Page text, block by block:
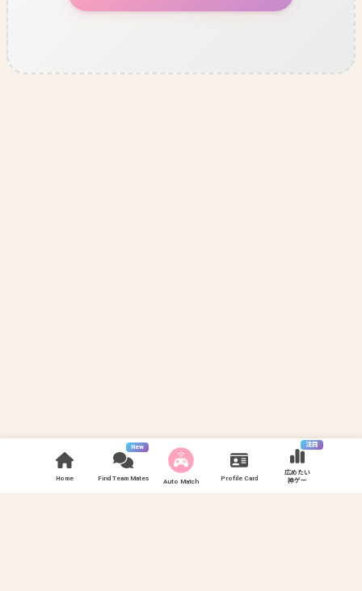
Home
New
Find Team Mates Auto Match Profile Card
注目
広めたい
神ゲー